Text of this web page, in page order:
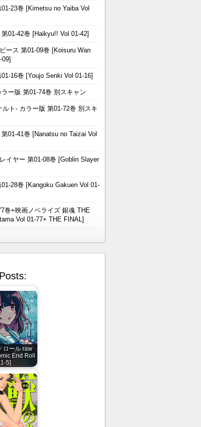
23巻 [Kimetsu no Yaiba Vol
01-42巻 [Haikyu!! Vol 01-42]
ース 第01-09巻 [Koisuru Wan
09]
16巻 [Youjo Senki Vol 01-16]
ラー版 第01-74巻 別スキャン
ルト- カラー版 第01-72巻 別スキ
01-41巻 [Nanatsu no Taizai Vol
イヤー 第01-08巻 [Goblin Slayer
28巻 [Kangoku Gakuen Vol 01-
巻+映画ノベライズ 銀魂 THE
Vol 01-77+ THE FINAL]
ロール raw
End Roll
5]